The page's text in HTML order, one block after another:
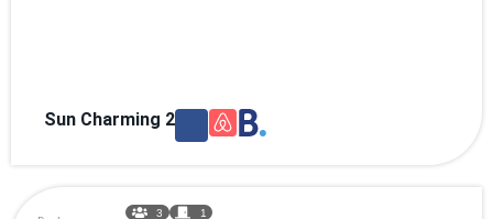
Sun Charming 2
3 1